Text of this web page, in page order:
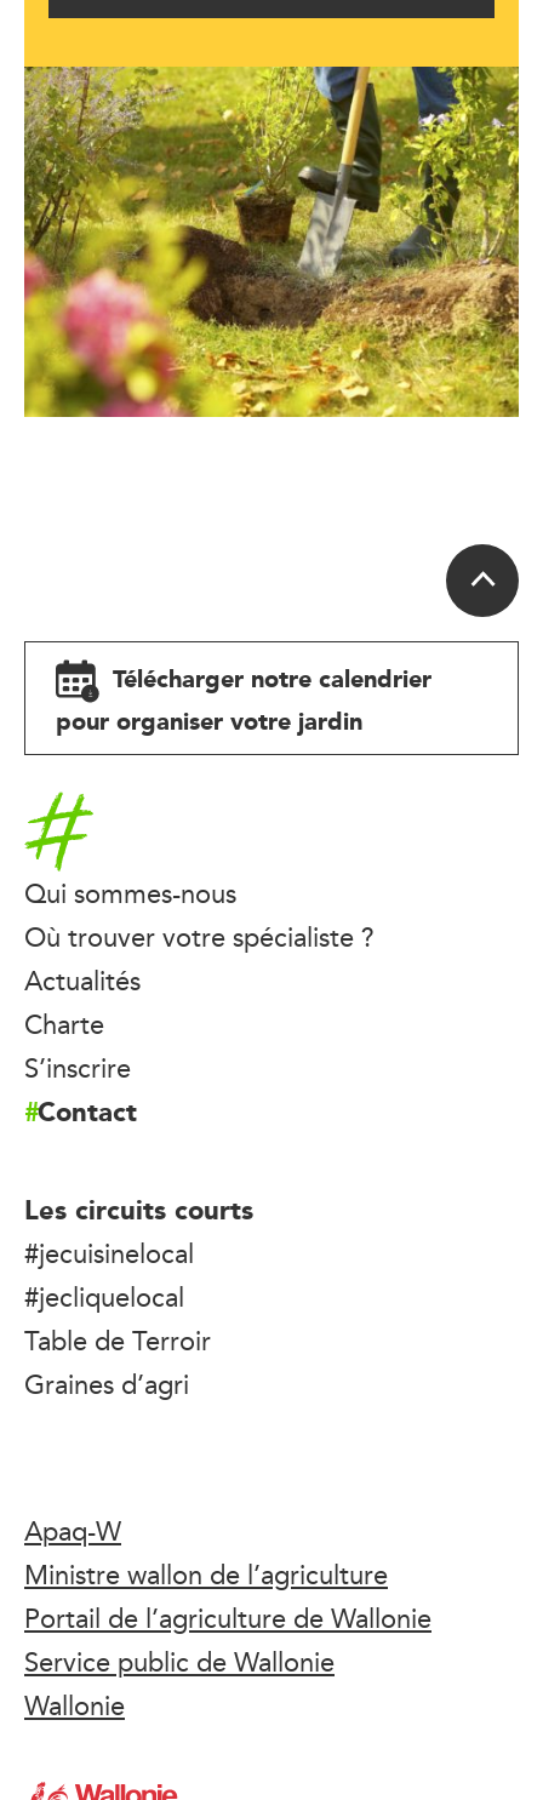
Télécharger notre calendrier
pour organiser votre jardin
Accueil
Qui sommes-nous
Où trouver votre spécialiste ?
Actualités
Charte
S’inscrire
Contact
Les circuits courts
#jecuisinelocal
#jecliquelocal
Table de Terroir
Graines d’agri
Apaq-W
Ministre wallon de l’agriculture
Portail de l’agriculture de Wallonie
Service public de Wallonie
Wallonie